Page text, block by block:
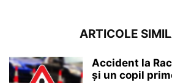
ARTICOLE
Accident la
și un copil